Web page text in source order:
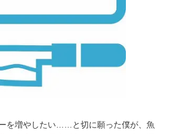
を増やしたい……と切に願った僕が、魚